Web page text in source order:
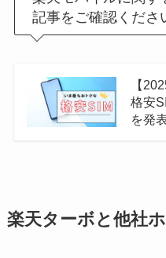
記事をご確認くださ
【
格安
を発
楽天ターボと他社